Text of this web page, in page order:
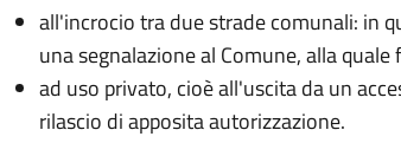
all'incrocio tra due strade comunali: in
una segnalazione al Comune, alla
ad uso privato, cioè all'uscita da un
rilascio di apposita autorizzazione.